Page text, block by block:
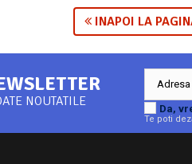
INAPOI LA
Da,
Te poti